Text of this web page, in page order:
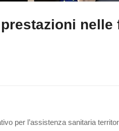
nelle
per l’assistenza sanitaria